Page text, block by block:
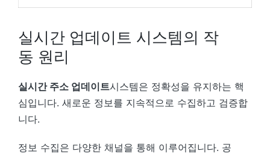
실시간 업데이트 시스템의 작
동 원리
실시간 주소 업데이트시스템은 정확성을 유지하는 핵
심입니다. 새로운 정보를 지속적으로 수집하고 검증합
니다.
정보 수집은 다양한 채널을 통해 이루어집니다. 공